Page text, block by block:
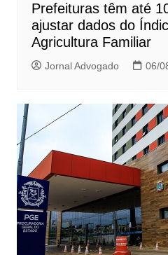
Prefeituras têm até
ajustar dados do
Agricultura Familiar
Jornal Advogado 06/